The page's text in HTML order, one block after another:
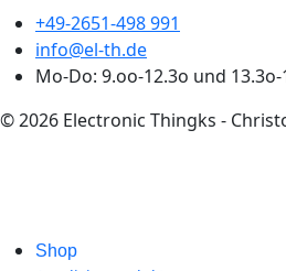
+49-2651-498 991
info@el-th.de
Mo-Do: 9.oo-12.3o und
© 2026 Electronic Thingks -
Shop